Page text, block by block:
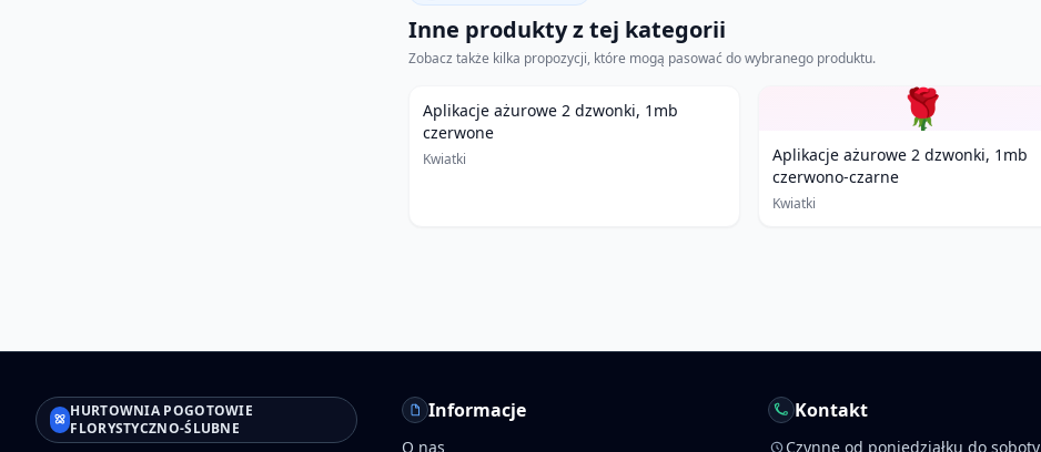
Inne produkty z tej kategorii
Zobacz także kilka propozycji, które mogą pasować do wybranego produktu.
Aplikacje ażurowe 2 dzwonki, 1mb
czerwone
Kwiatki
🌹
Aplikacje ażurowe 2 dzwonki, 1mb
czerwono-czarne
Kwiatki
HURTOWNIA POGOTOWIE
FLORYSTYCZNO-ŚLUBNE
Informacje
O nas
Kontakt
Czynne od poniedziałku do soboty